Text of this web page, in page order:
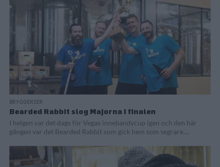
BRYGGERIER
Bearded Rabbit slog Majorna i finalen
I helgen var det dags för Vegas innebandycup igen och den här
gången var det Bearded Rabbit som gick hem som segrare....